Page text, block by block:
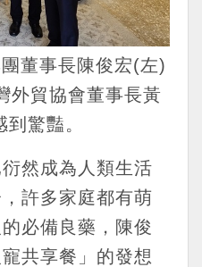
董事長陳俊宏(左)
外貿協會董事長黃
驚豔。
然成為人類生活
許多家庭都有萌
必備良藥，陳俊
共享餐」的發想